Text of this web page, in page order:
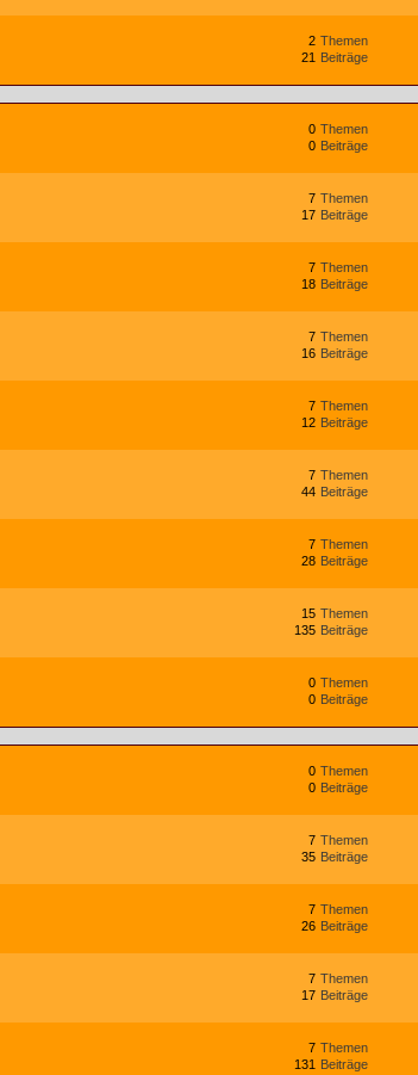
Themen
2
Beiträge
21
Themen
0
Beiträge
0
Themen
7
Beiträge
17
Themen
7
Beiträge
18
Themen
7
Beiträge
16
Themen
7
Beiträge
12
Themen
7
Beiträge
44
Themen
7
Beiträge
28
Themen
15
Beiträge
135
Themen
0
Beiträge
0
Themen
0
Beiträge
0
Themen
7
Beiträge
35
Themen
7
Beiträge
26
Themen
7
Beiträge
17
Themen
7
Beiträge
131